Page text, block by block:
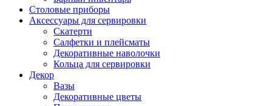
Столовые приборы
Аксессуары для сервировки
Скатерти
Cалфетки и плейсматы
Декоративные наволочки
Кольца для сервировки
Декор
Вазы
Декоративные цветы